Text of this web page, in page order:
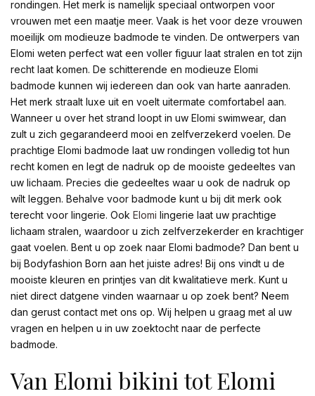
rondingen. Het merk is namelijk speciaal ontworpen voor
vrouwen met een maatje meer. Vaak is het voor deze vrouwen
moeilijk om modieuze badmode te vinden. De ontwerpers van
Elomi weten perfect wat een voller figuur laat stralen en tot zijn
recht laat komen. De schitterende en modieuze Elomi
badmode kunnen wij iedereen dan ook van harte aanraden.
Het merk straalt luxe uit en voelt uitermate comfortabel aan.
Wanneer u over het strand loopt in uw Elomi swimwear, dan
zult u zich gegarandeerd mooi en zelfverzekerd voelen. De
prachtige Elomi badmode laat uw rondingen volledig tot hun
recht komen en legt de nadruk op de mooiste gedeeltes van
uw lichaam. Precies die gedeeltes waar u ook de nadruk op
wílt leggen. Behalve voor badmode kunt u bij dit merk ook
terecht voor lingerie. Ook Elomi lingerie laat uw prachtige
lichaam stralen, waardoor u zich zelfverzekerder en krachtiger
gaat voelen. Bent u op zoek naar Elomi badmode? Dan bent u
bij Bodyfashion Born aan het juiste adres! Bij ons vindt u de
mooiste kleuren en printjes van dit kwalitatieve merk. Kunt u
niet direct datgene vinden waarnaar u op zoek bent? Neem
dan gerust contact met ons op. Wij helpen u graag met al uw
vragen en helpen u in uw zoektocht naar de perfecte
badmode.
Van Elomi bikini tot Elomi